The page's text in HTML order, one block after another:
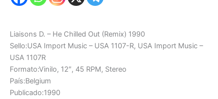
Liaisons D. – He Chilled Out (Remix) 1990
Sello:USA Import Music – USA 1107-R, USA Import Music –
USA 1107R
Formato:Vinilo, 12″, 45 RPM, Stereo
País:Belgium
Publicado:1990